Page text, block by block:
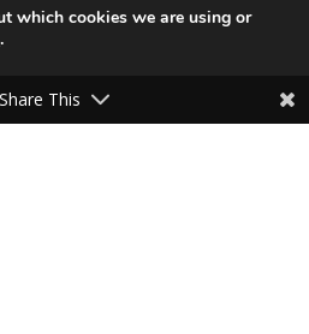
which cookies we are using or
.
Share This